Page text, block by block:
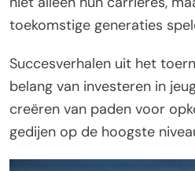
toekomstige generaties
Succesverhalen uit het
belang van investeren in
creëren van paden voor
gedijen op de hoogste